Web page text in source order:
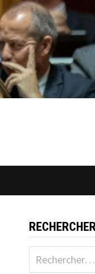
Rechercher :